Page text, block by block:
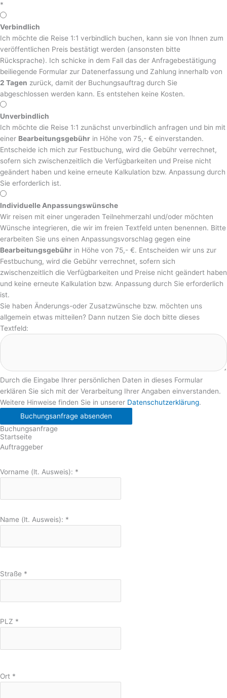
*
Verbindlich
Ich möchte die Reise 1:1 verbindlich buchen, kann sie von Ihnen zum
veröffentlichen Preis bestätigt werden (ansonsten bitte
Rücksprache). Ich schicke in dem Fall das der Anfragebestätigung
beiliegende Formular zur Datenerfassung und Zahlung innerhalb von
2 Tagen zurück, damit der Buchungsauftrag durch Sie
abgeschlossen werden kann. Es entstehen keine Kosten.
Unverbindlich
Ich möchte die Reise 1:1 zunächst unverbindlich anfragen und bin mit
einer Bearbeitungsgebühr in Höhe von 75,- € einverstanden.
Entscheide ich mich zur Festbuchung, wird die Gebühr verrechnet,
sofern sich zwischenzeitlich die Verfügbarkeiten und Preise nicht
geändert haben und keine erneute Kalkulation bzw. Anpassung durch
Sie erforderlich ist.
Individuelle Anpassungswünsche
Wir reisen mit einer ungeraden Teilnehmerzahl und/oder möchten
Wünsche integrieren, die wir im freien Textfeld unten benennen. Bitte
erarbeiten Sie uns einen Anpassungsvorschlag gegen eine
Bearbeitungsgebühr in Höhe von 75,- €. Entscheiden wir uns zur
Festbuchung, wird die Gebühr verrechnet, sofern sich
zwischenzeitlich die Verfügbarkeiten und Preise nicht geändert haben
und keine erneute Kalkulation bzw. Anpassung durch Sie erforderlich
ist.
Sie haben Änderungs-oder Zusatzwünsche bzw. möchten uns
allgemein etwas mitteilen? Dann nutzen Sie doch bitte dieses
Textfeld:
Durch die Eingabe Ihrer persönlichen Daten in dieses Formular
erklären Sie sich mit der Verarbeitung Ihrer Angaben einverstanden.
Weitere Hinweise finden Sie in unserer Datenschutzerklärung.
Buchungsanfrage absenden
Buchungsanfrage
Startseite
Auftraggeber
Vorname (lt. Ausweis): *
Name (lt. Ausweis): *
Straße *
PLZ *
Ort *